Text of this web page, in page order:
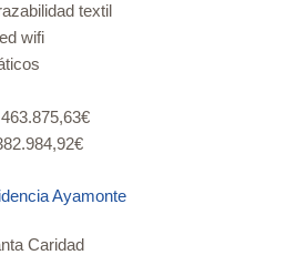
textil
wifi
Caridad